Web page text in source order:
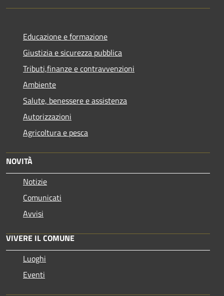
Educazione e formazione
Giustizia e sicurezza pubblica
Tributi,finanze e contravvenzioni
Ambiente
Salute, benessere e assistenza
Autorizzazioni
Agricoltura e pesca
NOVITÀ
Notizie
Comunicati
Avvisi
VIVERE IL COMUNE
Luoghi
Eventi